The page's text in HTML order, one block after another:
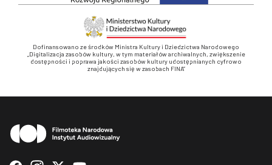
Dofinansowano ze środków Ministra Kultury i Dziedzictwa Narodowego
„Digitalizacja zasobów kultury, w tym materiałów archiwalnych, zwiększenie
dostępności i poprawa jakości zasobów kultury udostępnianych cyfrowo
znajdujących się w zasobach FINA”